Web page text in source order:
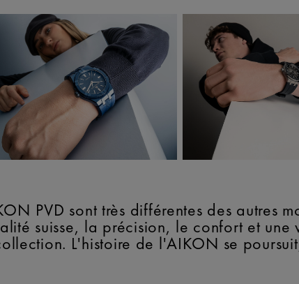
PVD sont très différentes des autres
suisse, la précision, le confort et une
L'histoire de l'AIKON se